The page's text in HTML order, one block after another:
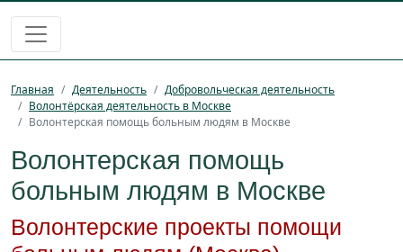
Главная Деятельность
Добровольческая деятельность
Волонтёрская деятельность в Москве
Волонтерская помощь больным людям в Москве
Волонтерская помощь
больным людям в Москве
Волонтерские проекты помощи